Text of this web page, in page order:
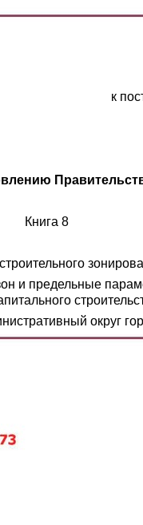
к
Книга 8
и предельные
округ